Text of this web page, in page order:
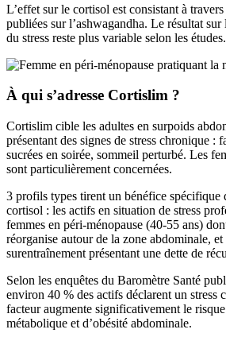
L’effet sur le cortisol est consistant à
publiées sur l’ashwagandha. Le résultat
du stress reste plus variable selon les études.
À qui s’adresse Cortislim ?
Cortislim cible les adultes en surpoids
présentant des signes de stress chronique :
sucrées en soirée, sommeil perturbé. Les
sont particulièrement concernées.
3 profils types tirent un bénéfice spécifique
cortisol : les actifs en situation de stress
femmes en péri-ménopause (40-55 ans)
réorganise autour de la zone abdominale, et
surentraînement présentant une dette de
Selon les enquêtes du Baromètre Santé
environ 40 % des actifs déclarent un stress
facteur augmente significativement le
métabolique et d’obésité abdominale.